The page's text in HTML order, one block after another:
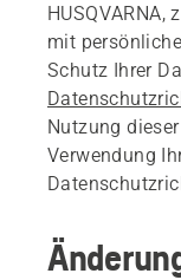
mit
Schutz Ihrer
Nutzung
Verwendung